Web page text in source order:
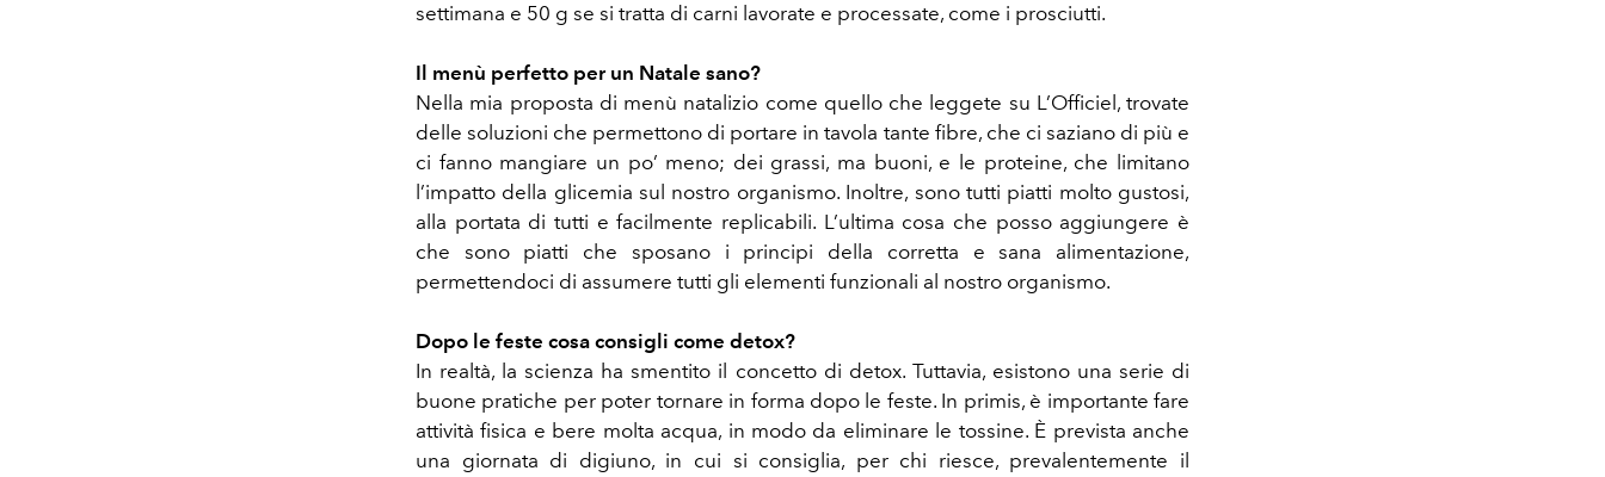
settimana e 50 g se si tratta di carni lavorate e processate, come i prosciutti.
Il menù perfetto per un Natale sano?
Nella mia proposta di menù natalizio come quello che leggete su L’Officiel, trovate
delle soluzioni che permettono di portare in tavola tante fibre, che ci saziano di più e
ci fanno mangiare un po’ meno; dei grassi, ma buoni, e le proteine, che limitano
l’impatto della glicemia sul nostro organismo. Inoltre, sono tutti piatti molto gustosi,
alla portata di tutti e facilmente replicabili. L’ultima cosa che posso aggiungere è
che sono piatti che sposano i principi della corretta e sana alimentazione,
permettendoci di assumere tutti gli elementi funzionali al nostro organismo.
Dopo le feste cosa consigli come detox?
In realtà, la scienza ha smentito il concetto di detox. Tuttavia, esistono una serie di
buone pratiche per poter tornare in forma dopo le feste. In primis, è importante fare
attività fisica e bere molta acqua, in modo da eliminare le tossine. È prevista anche
una giornata di digiuno, in cui si consiglia, per chi riesce, prevalentemente il